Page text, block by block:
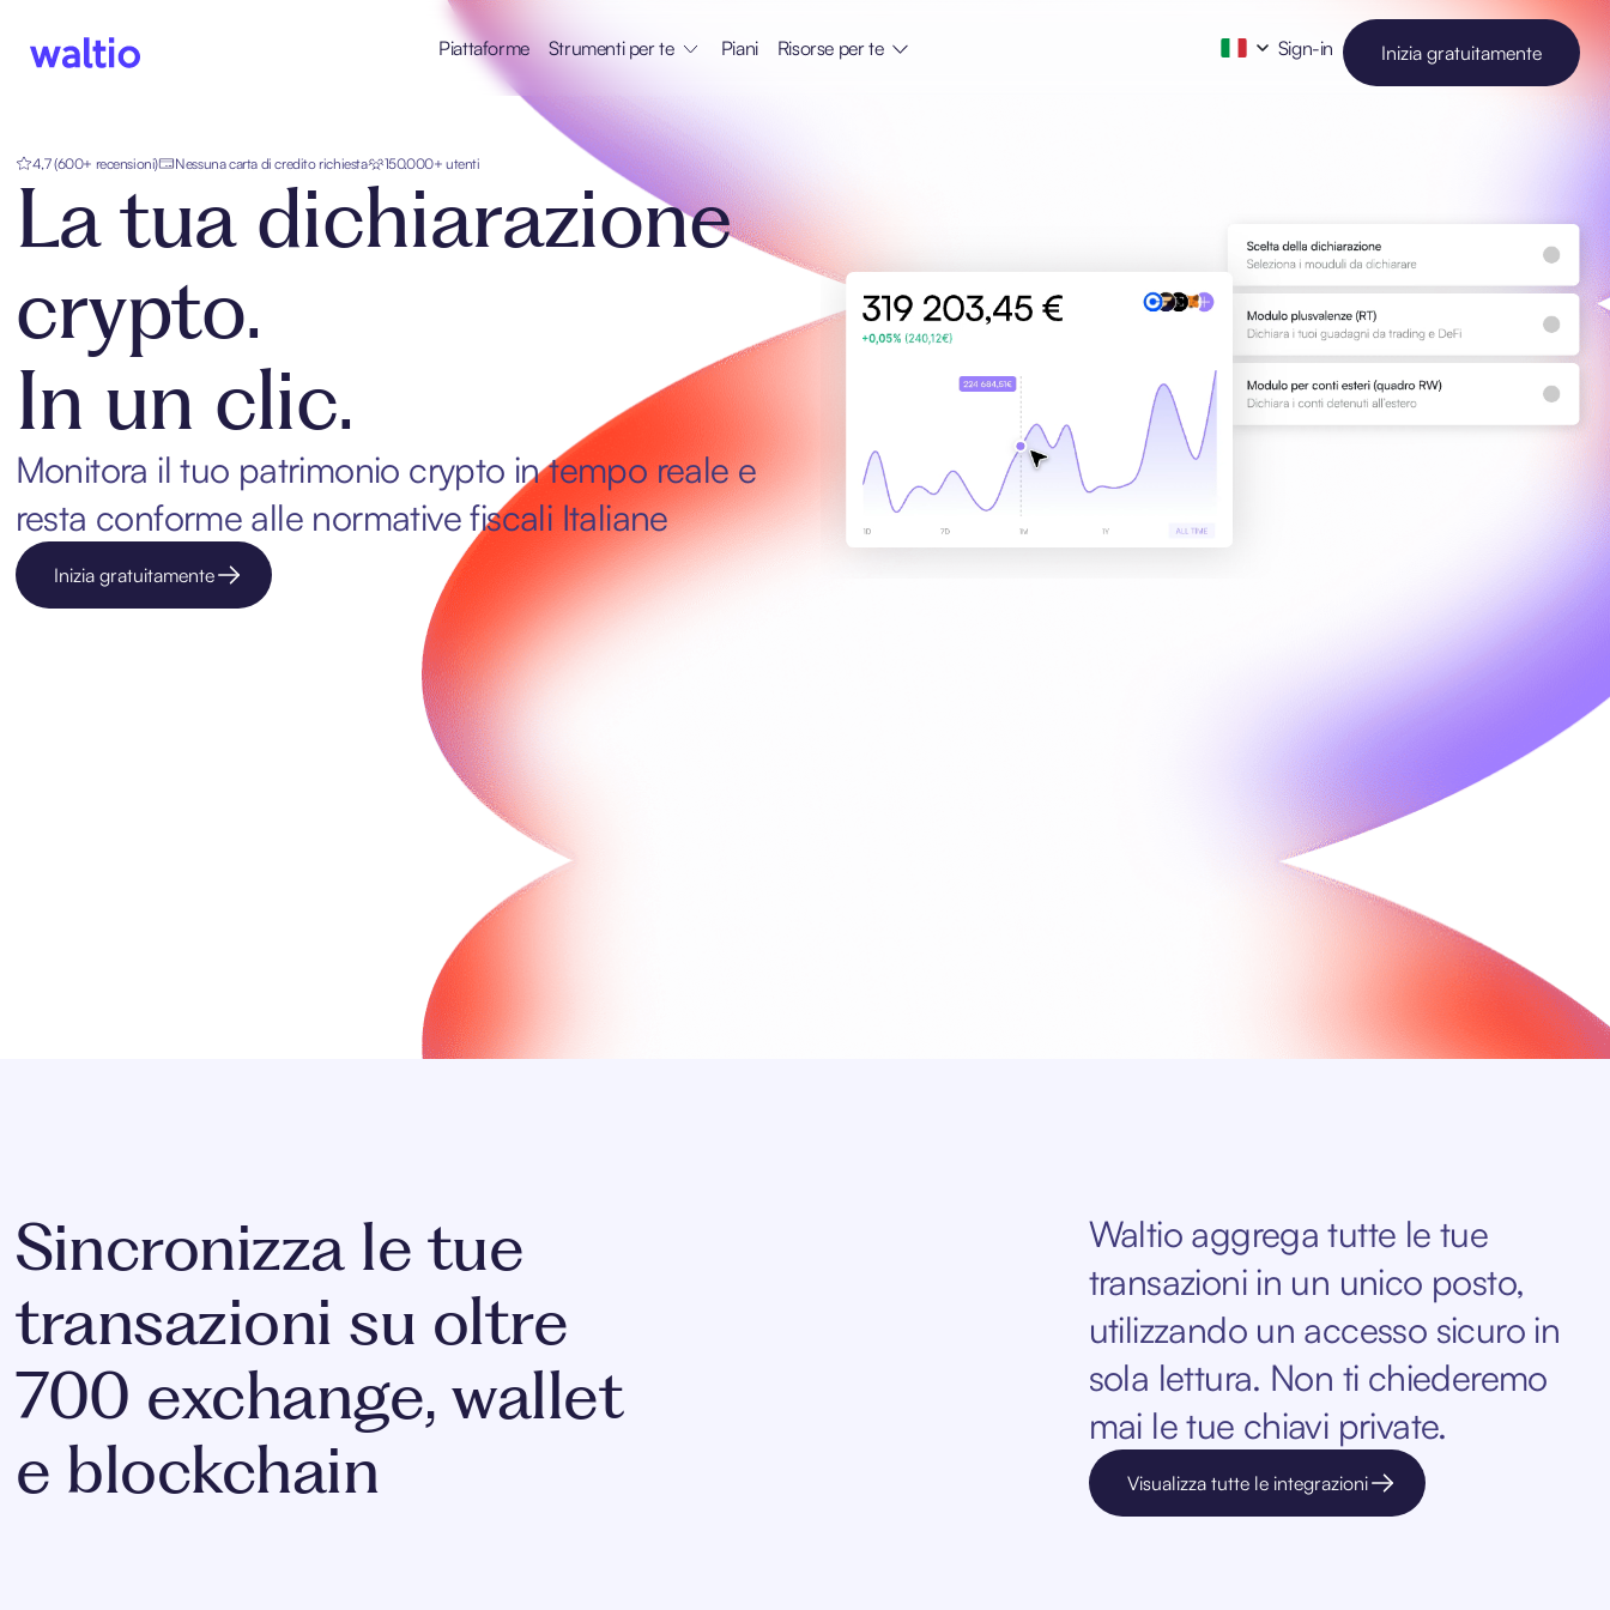
Piattaforme Strumenti per te Piani Risorse per te Sign-in Inizia gratuitamente
4,7 (600+ recensioni) Nessuna carta di credito richiesta 150.000+ utenti
La tua dichiarazione
crypto.
In un clic.
Monitora il tuo patrimonio crypto in tempo reale e
resta conforme alle normative fiscali Italiane
Inizia gratuitamente
Sincronizza le tue
transazioni su oltre
700 exchange, wallet
e blockchain
Waltio aggrega tutte le tue
transazioni in un unico posto,
utilizzando un accesso sicuro in
sola lettura. Non ti chiederemo
mai le tue chiavi private.
Visualizza tutte le integrazioni